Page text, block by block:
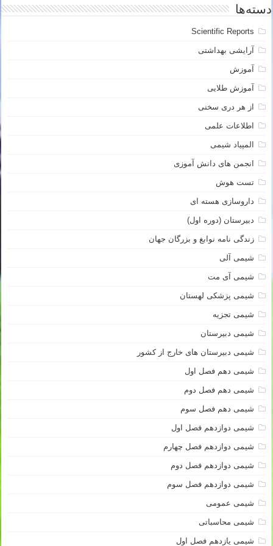
دسته‌ها
Scientific Reports
آرایشی بهداشتی
آموزش
آموزش طلایی
از هر دری سخنی
اطلاعات علمی
المپیاد شیمی
انجمن های دانش آموزی
تست هوش
داروسازی هسته ای
دبیرستان (دوره اول)
زندگی نامه نوابغ و بزرگان جهان
شیمی آلی
شیمی آی مت
شیمی پزشکی لهستان
شیمی تجزیه
شیمی دبیرستان
شیمی دبیرستان های خارج از کشور
شیمی دهم فصل اول
شیمی دهم فصل دوم
شیمی دهم فصل سوم
شیمی دوازدهم فصل اول
شیمی دوازدهم فصل چهارم
شیمی دوازدهم فصل دوم
شیمی دوازدهم فصل سوم
شیمی عمومی
شیمی محاسباتی
شیمی یازدهم فصل اول